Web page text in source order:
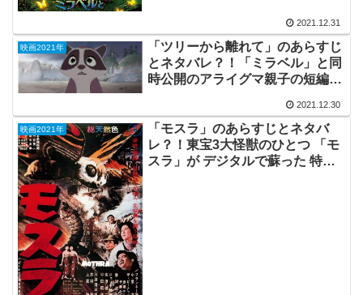
2021.12.31
映画2021年
「ツリーから離れて」のあらすじ
とネタバレ？！「ミラベル」と同
時公開のアライグマ親子の短編ド
2021.12.30
映画2021年
「モスラ」のあらすじとネタバ
レ？！東宝3大怪獣のひとつ 「モ
スラ」が デジタルで蘇った 特撮